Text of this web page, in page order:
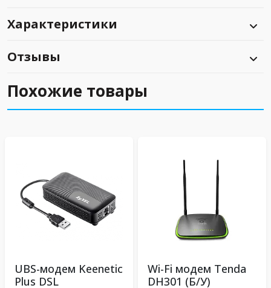
Характеристики
Отзывы
Похожие товары
UBS-модем Keenetic
Plus DSL
Wi-Fi модем Tenda
DH301 (Б/У)